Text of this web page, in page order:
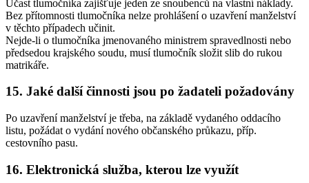
Účast tlumočníka zajišťuje jeden ze snoubenců na vlastní náklady.
Bez přítomnosti tlumočníka nelze prohlášení o uzavření manželství
v těchto případech učinit.
Nejde-li o tlumočníka jmenovaného ministrem spravedlnosti nebo
předsedou krajského soudu, musí tlumočník složit slib do rukou
matrikáře.
15. Jaké další činnosti jsou po žadateli požadovány
Po uzavření manželství je třeba, na základě vydaného oddacího
listu, požádat o vydání nového občanského průkazu, příp.
cestovního pasu.
16. Elektronická služba, kterou lze využít